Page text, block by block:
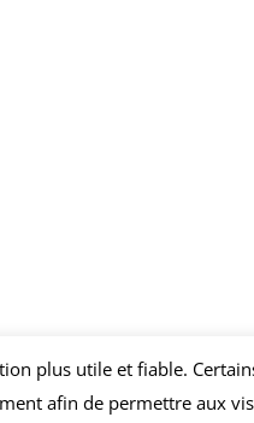
plus utile et fiable.
afin de permettre aux